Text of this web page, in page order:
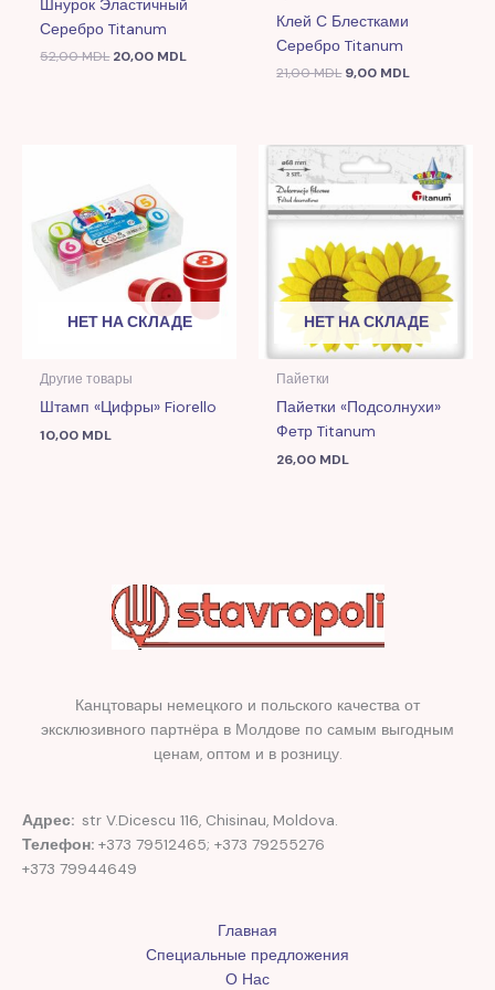
Серебро Titanum
52,00MDL 20,00 MDL
Клей С Блестками
Серебро Titanum
21,00MDL 9,00 MDL
НЕТ НА СКЛАДЕ
Другие товары
Штамп «Цифры» Fiorello
10,00 MDL
НЕТ НА СКЛАДЕ
Пайетки
Пайетки «Подсолнухи»
Фетр Titanum
26,00 MDL
Канцтовары немецкого и польского качества от
эксклюзивного партнёра в Молдове по самым выгодным
ценам, оптом и в розницу.
Адрес: str V.Dicescu 116, Chisinau, Moldova.
Телефон: +373 79512465; +373 79255276
+373 79944649
Главная
Специальные предложения
О Нас